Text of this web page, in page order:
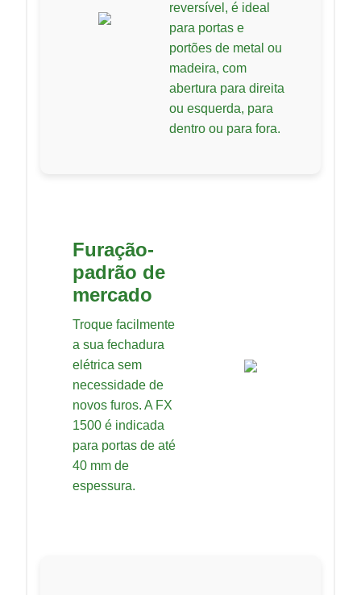
reversível, é ideal
para portas e
portões de metal ou
madeira, com
abertura para direita
ou esquerda, para
dentro ou para fora.
Furação-
padrão de
mercado
Troque facilmente
a sua fechadura
elétrica sem
necessidade de
novos furos. A FX
1500 é indicada
para portas de até
40 mm de
espessura.